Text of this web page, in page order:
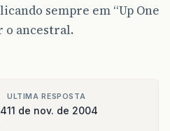
sempre em “Up One
o ancestral.
ULTIMA RESPOSTA
11 de nov. de 2004